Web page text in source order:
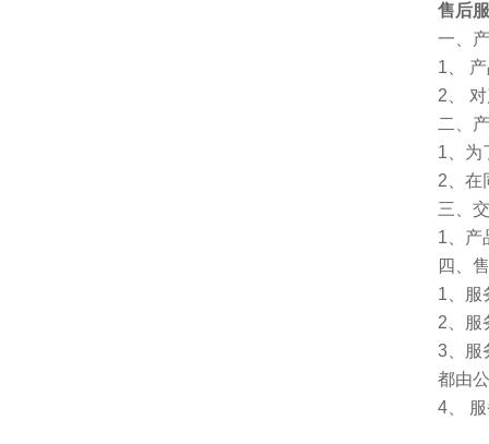
售后
一、
1、
2、
二、
1、为
2、在
三、
1、产
四、
1、服
2、服
3、服
都由
4、